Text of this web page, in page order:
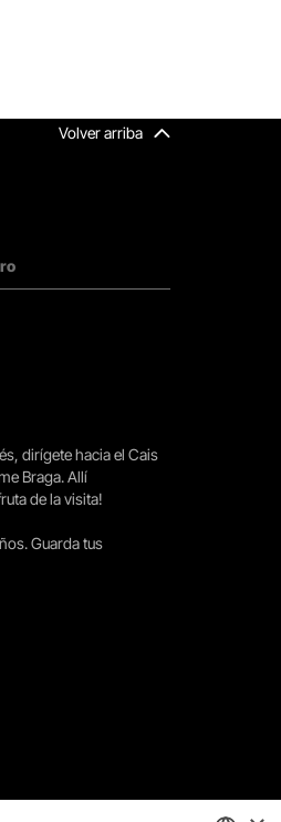
Volver arriba
dirígete hacia el Cais
Braga. Allí
de la visita!
Guarda tus